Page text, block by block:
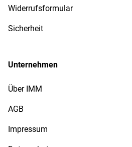
Widerrufsformular
Sicherheit
Unternehmen
Über IMM
AGB
Impressum